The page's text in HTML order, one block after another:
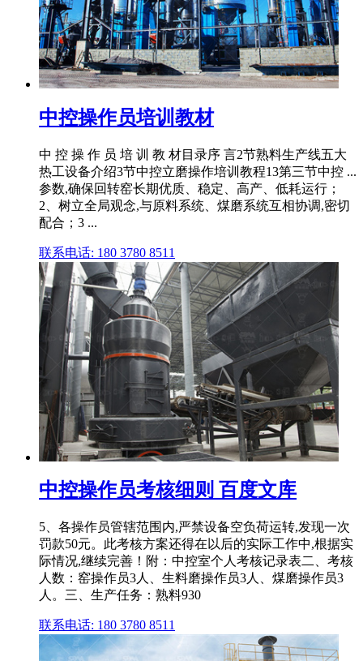
中控操作员培训教材
中 控 操 作 员 培 训 教 材目录序 言2节熟料生产线五大
热工设备介绍3节中控立磨操作培训教程13第三节中控 ...
参数,确保回转窑长期优质、稳定、高产、低耗运行；
2、树立全局观念,与原料系统、煤磨系统互相协调,密切
配合；3 ...
联系电话: 180 3780 8511
中控操作员考核细则 百度文库
5、各操作员管辖范围内,严禁设备空负荷运转,发现一次
罚款50元。此考核方案还得在以后的实际工作中,根据实
际情况,继续完善！附：中控室个人考核记录表二、考核
人数：窑操作员3人、生料磨操作员3人、煤磨操作员3
人。三、生产任务：熟料930
联系电话: 180 3780 8511